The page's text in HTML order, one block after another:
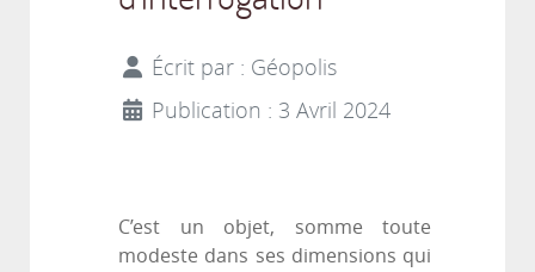
Écrit par : Géopolis
Publication : 3 Avril 2024
C’est un objet, somme toute
modeste dans ses dimensions qui